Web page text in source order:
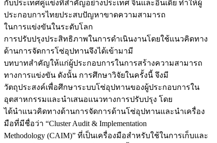
กับประเทศคู่แข่งที่สำคัญอย่างประเทศ จีนและอินเดีย ทำให้ผู้
ประกอบการไทยประสบปัญหาขาดความสามารถ
ในการแข่งขันในระดับโลก
การปรับปรุงประสิทธิภาพในการดำเนินงานโดยใช้แนวคิดทาง
ด้านการจัดการโซ่อุปทานจึงได้เข้ามามี
บทบาทสำคัญให้แก่ผู้ประกอบการในการสร้างความสามารถ
ทางการแข่งขัน ดังนั้น การศึกษาวิจัยในครั้งนี้ จึงมี
วัตถุประสงค์เพื่อศึกษาระบบโซ่อุปทานของผู้ประกอบการใน
อุตสาหกรรมและนำเสนอแนวทางการปรับปรุง โดย
ได้นำแนวคิดทางด้านการจัดการด้านโซ่อุปทานและนำเครื่อง
มือที่มีชื่อว่า “Cluster Audit & Implementation
Methodology (CAIM)” ที่เป็นเครื่องมือสำหรับใช้ในการเก็บและ